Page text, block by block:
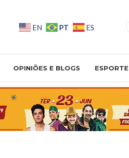
EN PT ES
OPINIÕES E BLOGS ESPORTE